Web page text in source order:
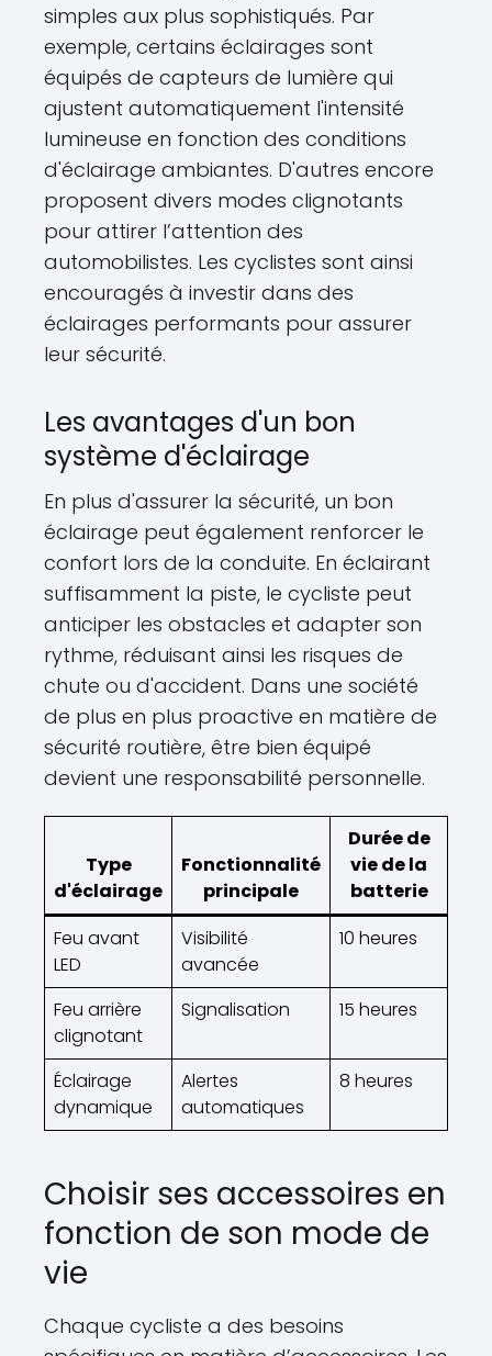
simples aux plus sophistiqués. Par
exemple, certains éclairages sont
équipés de capteurs de lumière qui
ajustent automatiquement l'intensité
lumineuse en fonction des conditions
d'éclairage ambiantes. D'autres encore
proposent divers modes clignotants
pour attirer l’attention des
automobilistes. Les cyclistes sont ainsi
encouragés à investir dans des
éclairages performants pour assurer
leur sécurité.
Les avantages d'un bon
système d'éclairage
En plus d'assurer la sécurité, un bon
éclairage peut également renforcer le
confort lors de la conduite. En éclairant
suffisamment la piste, le cycliste peut
anticiper les obstacles et adapter son
rythme, réduisant ainsi les risques de
chute ou d'accident. Dans une société
de plus en plus proactive en matière de
sécurité routière, être bien équipé
devient une responsabilité personnelle.
Type
d'éclairage
Fonctionnalité
principale
Durée de
vie de la
batterie
Feu avant
LED
Visibilité
avancée
10 heures
Feu arrière
clignotant
Signalisation 15 heures
Éclairage
dynamique
Alertes
automatiques
8 heures
Choisir ses accessoires en
fonction de son mode de
vie
Chaque cycliste a des besoins